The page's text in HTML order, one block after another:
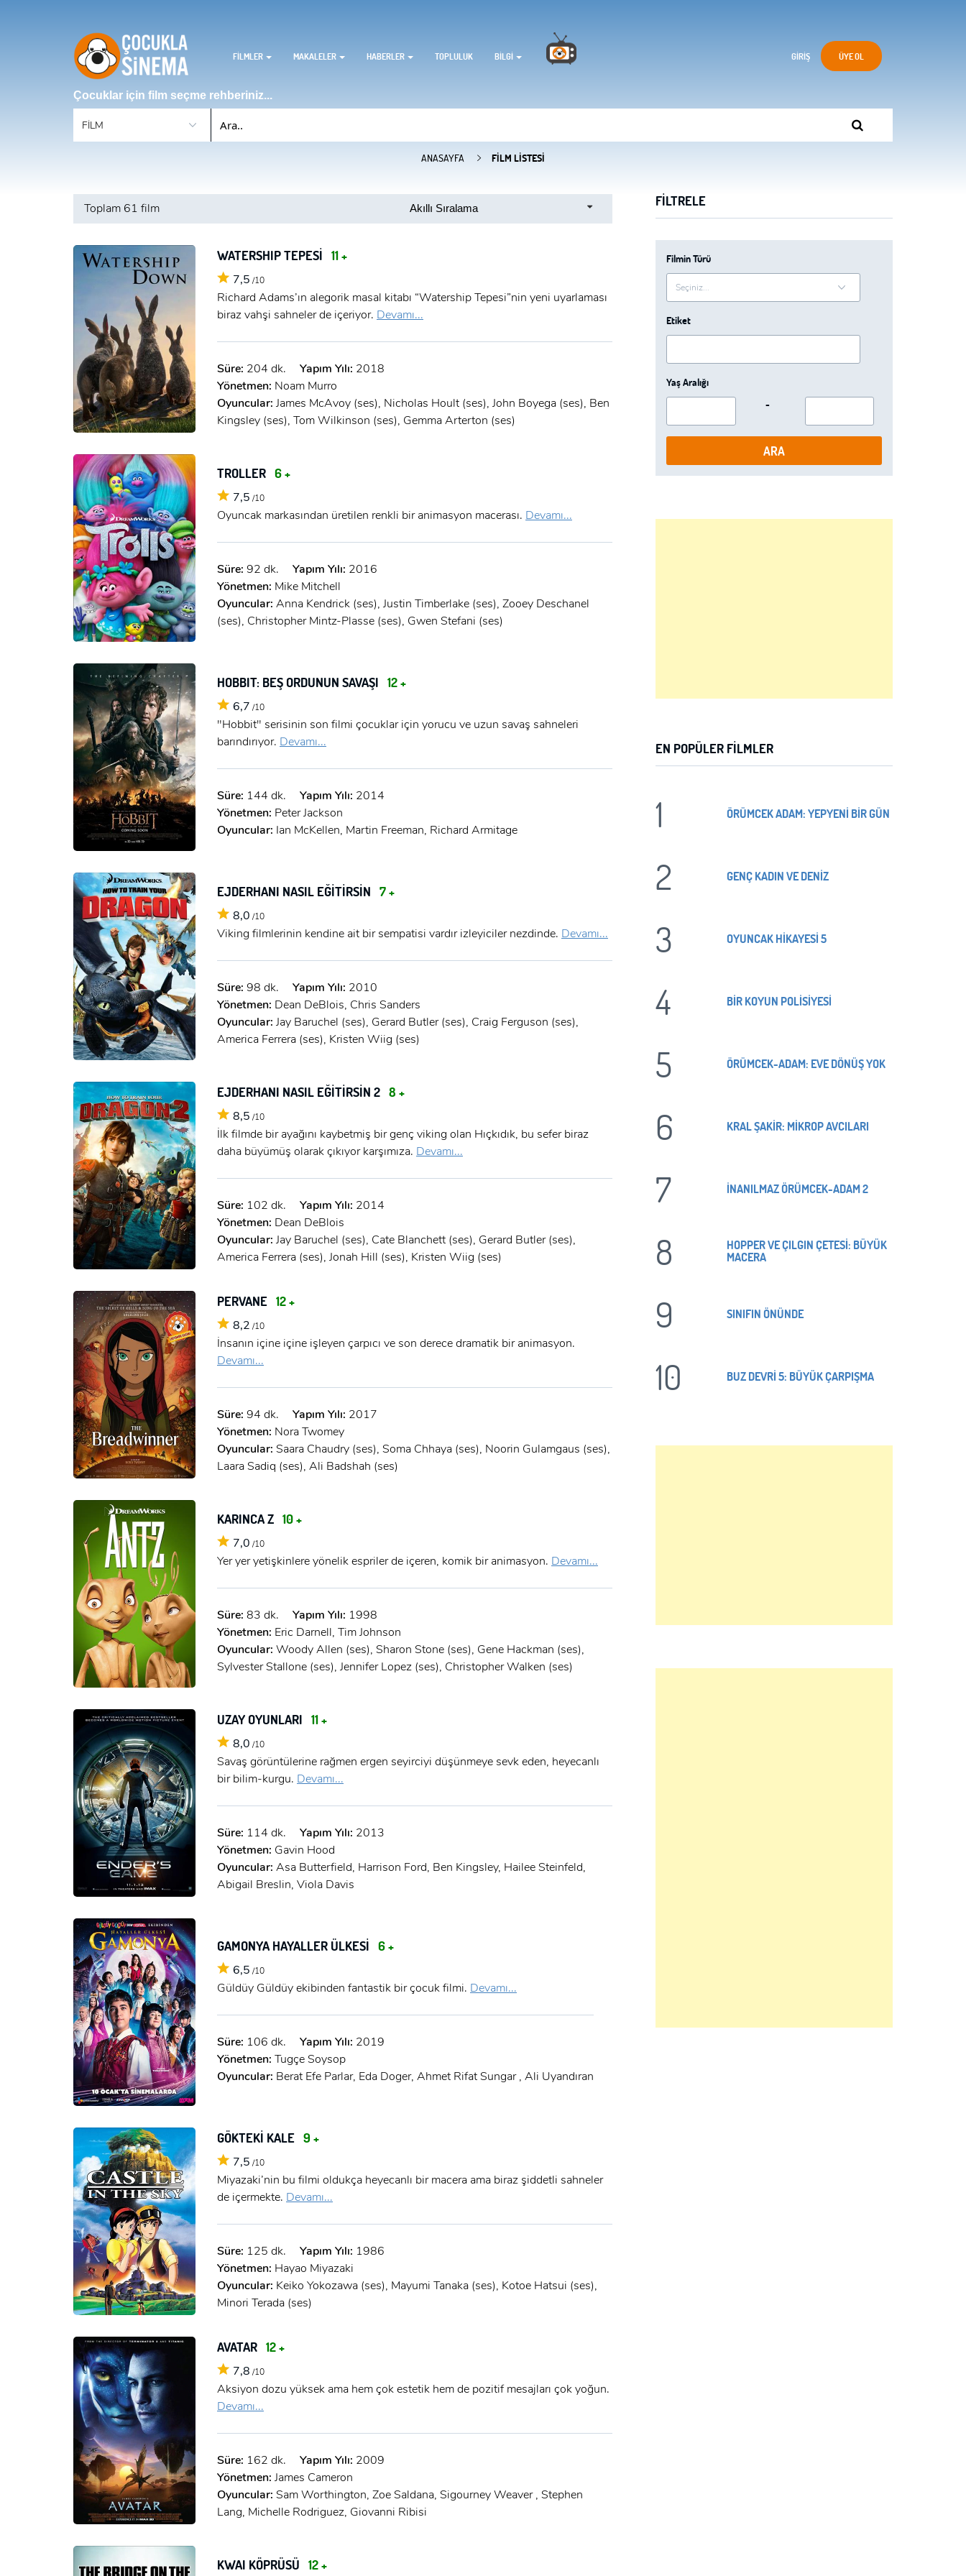
Şifre:
ÜYE OL
Şifre:
FİLMLER MAKALELER HABERLER TOPLULUK BILGI GIRIŞ ÜYE OL
Çocuklar için film seçme rehberiniz...
ANASAYFA FILM LISTESI
Toplam 61 film Akıllı Sıralama
WATERSHIP TEPESİ 11 +
7,5 /10
Richard Adams’ın alegorik masal kitabı “Watership Tepesi”nin yeni uyarlaması
biraz vahşi sahneler de içeriyor. Devamı...
Süre: 204 dk. Yapım Yılı: 2018
Yönetmen: Noam Murro
Oyuncular: James McAvoy (ses), Nicholas Hoult (ses), John Boyega (ses), Ben
Kingsley (ses), Tom Wilkinson (ses), Gemma Arterton (ses)
TROLLER 6 +
7,5 /10
Oyuncak markasından üretilen renkli bir animasyon macerası. Devamı...
Süre: 92 dk. Yapım Yılı: 2016
Yönetmen: Mike Mitchell
Oyuncular: Anna Kendrick (ses), Justin Timberlake (ses), Zooey Deschanel
(ses), Christopher Mintz-Plasse (ses), Gwen Stefani (ses)
HOBBIT: BEŞ ORDUNUN SAVAŞI 12 +
6,7 /10
"Hobbit" serisinin son filmi çocuklar için yorucu ve uzun savaş sahneleri
barındırıyor. Devamı...
Süre: 144 dk. Yapım Yılı: 2014
Yönetmen: Peter Jackson
Oyuncular: Ian McKellen, Martin Freeman, Richard Armitage
EJDERHANI NASIL EĞİTİRSİN 7 +
8,0 /10
Viking filmlerinin kendine ait bir sempatisi vardır izleyiciler nezdinde. Devamı...
Süre: 98 dk. Yapım Yılı: 2010
Yönetmen: Dean DeBlois, Chris Sanders
Oyuncular: Jay Baruchel (ses), Gerard Butler (ses), Craig Ferguson (ses),
America Ferrera (ses), Kristen Wiig (ses)
EJDERHANI NASIL EĞİTİRSİN 2 8 +
8,5 /10
İlk filmde bir ayağını kaybetmiş bir genç viking olan Hıçkıdık, bu sefer biraz
daha büyümüş olarak çıkıyor karşımıza. Devamı...
Süre: 102 dk. Yapım Yılı: 2014
Yönetmen: Dean DeBlois
Oyuncular: Jay Baruchel (ses), Cate Blanchett (ses), Gerard Butler (ses),
America Ferrera (ses), Jonah Hill (ses), Kristen Wiig (ses)
PERVANE 12 +
8,2 /10
İnsanın içine içine işleyen çarpıcı ve son derece dramatik bir animasyon.
Devamı...
Süre: 94 dk. Yapım Yılı: 2017
Yönetmen: Nora Twomey
Oyuncular: Saara Chaudry (ses), Soma Chhaya (ses), Noorin Gulamgaus (ses),
Laara Sadiq (ses), Ali Badshah (ses)
KARINCA Z 10 +
7,0 /10
Yer yer yetişkinlere yönelik espriler de içeren, komik bir animasyon. Devamı...
Süre: 83 dk. Yapım Yılı: 1998
Yönetmen: Eric Darnell, Tim Johnson
Oyuncular: Woody Allen (ses), Sharon Stone (ses), Gene Hackman (ses),
Sylvester Stallone (ses), Jennifer Lopez (ses), Christopher Walken (ses)
UZAY OYUNLARI 11 +
8,0 /10
Savaş görüntülerine rağmen ergen seyirciyi düşünmeye sevk eden, heyecanlı
bir bilim-kurgu. Devamı...
Süre: 114 dk. Yapım Yılı: 2013
Yönetmen: Gavin Hood
Oyuncular: Asa Butterfield, Harrison Ford, Ben Kingsley, Hailee Steinfeld,
Abigail Breslin, Viola Davis
GAMONYA HAYALLER ÜLKESİ 6 +
6,5 /10
Güldüy Güldüy ekibinden fantastik bir çocuk filmi. Devamı...
Süre: 106 dk. Yapım Yılı: 2019
Yönetmen: Tugçe Soysop
Oyuncular: Berat Efe Parlar, Eda Doger, Ahmet Rifat Sungar , Ali Uyandıran
GÖKTEKİ KALE 9 +
7,5 /10
Miyazaki’nin bu filmi oldukça heyecanlı bir macera ama biraz şiddetli sahneler
de içermekte. Devamı...
Süre: 125 dk. Yapım Yılı: 1986
Yönetmen: Hayao Miyazaki
Oyuncular: Keiko Yokozawa (ses), Mayumi Tanaka (ses), Kotoe Hatsui (ses),
Minori Terada (ses)
AVATAR 12 +
7,8 /10
Aksiyon dozu yüksek ama hem çok estetik hem de pozitif mesajları çok yoğun.
Devamı...
Süre: 162 dk. Yapım Yılı: 2009
Yönetmen: James Cameron
Oyuncular: Sam Worthington, Zoe Saldana, Sigourney Weaver , Stephen
Lang, Michelle Rodriguez, Giovanni Ribisi
KWAI KÖPRÜSÜ 12 +
FILTRELE
Filmin Türü
Etiket
Yaş Aralığı
-
EN POPÜLER FILMLER
1 ÖRÜMCEK ADAM: YEPYENİ BİR GÜN
2 GENÇ KADIN VE DENİZ
3 OYUNCAK HİKAYESİ 5
4 BİR KOYUN POLİSİYESİ
5 ÖRÜMCEK-ADAM: EVE DÖNÜŞ YOK
6 KRAL ŞAKİR: MİKROP AVCILARI
7 İNANILMAZ ÖRÜMCEK-ADAM 2
8
HOPPER VE ÇILGIN ÇETESİ: BÜYÜK
MACERA
9 SINIFIN ÖNÜNDE
10 BUZ DEVRİ 5: BÜYÜK ÇARPIŞMA